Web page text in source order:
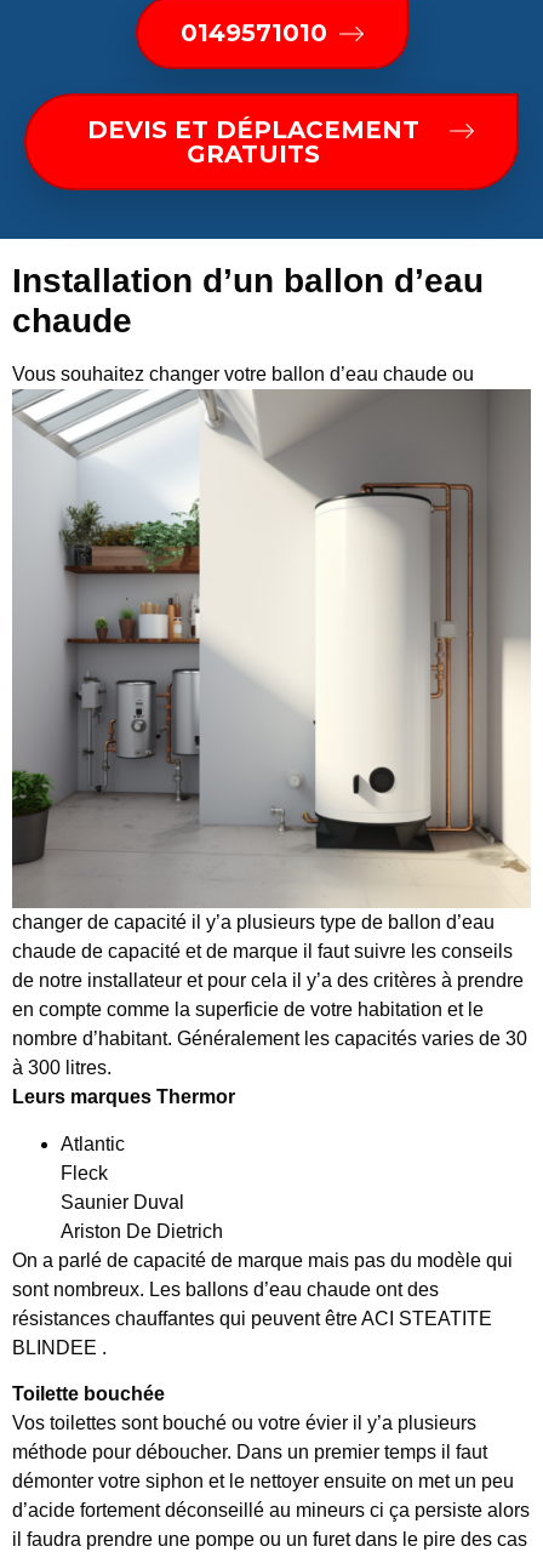
0149571010
DEVIS ET DÉPLACEMENT
GRATUITS
Installation d’un ballon d’eau
chaude
Vous souhaitez changer votre ballon d’eau chaude ou
changer de capacité il y’a plusieurs type de ballon d’eau
chaude de capacité et de marque il faut suivre les conseils
de notre installateur et pour cela il y’a des critères à prendre
en compte comme la superficie de votre habitation et le
nombre d’habitant. Généralement les capacités varies de 30
à 300 litres.
Leurs marques Thermor
Atlantic
Fleck
Saunier Duval
Ariston De Dietrich
On a parlé de capacité de marque mais pas du modèle qui
sont nombreux. Les ballons d’eau chaude ont des
résistances chauffantes qui peuvent être ACI STEATITE
BLINDEE .
Toilette bouchée
Vos toilettes sont bouché ou votre évier il y’a plusieurs
méthode pour déboucher. Dans un premier temps il faut
démonter votre siphon et le nettoyer ensuite on met un peu
d’acide fortement déconseillé au mineurs ci ça persiste alors
il faudra prendre une pompe ou un furet dans le pire des cas